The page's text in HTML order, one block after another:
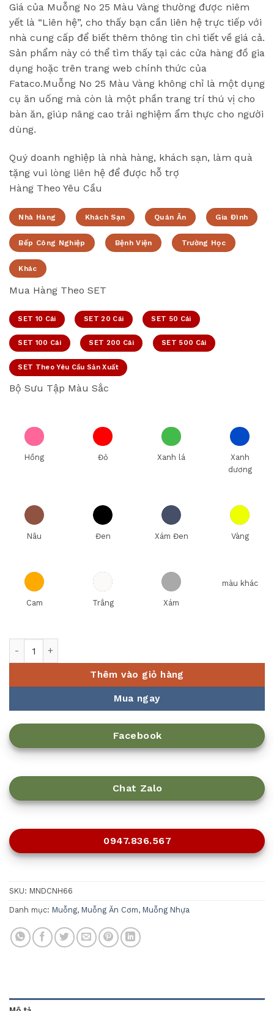
Giá của Muỗng No 25 Màu Vàng thường được niêm
yết là “Liên hệ”, cho thấy bạn cần liên hệ trực tiếp với
nhà cung cấp để biết thêm thông tin chi tiết về giá cả.
Sản phẩm này có thể tìm thấy tại các cửa hàng đồ gia
dụng hoặc trên trang web chính thức của
Fataco.Muỗng No 25 Màu Vàng không chỉ là một dụng
cụ ăn uống mà còn là một phần trang trí thú vị cho
bàn ăn, giúp nâng cao trải nghiệm ẩm thực cho người
dùng.
Quý doanh nghiệp là nhà hàng, khách sạn, làm quà
tặng vui lòng liên hệ để được hỗ trợ
Hàng Theo Yêu Cầu
Nhà Hàng Khách Sạn Quán Ăn Gia Đình
Bếp Công Nghiệp Bệnh Viện Trường Học
Khác
Mua Hàng Theo SET
SET 10 Cái SET 20 Cái SET 50 Cái
SET 100 Cái SET 200 Cái SET 500 Cái
SET Theo Yêu Cầu Sản Xuất
Bộ Sưu Tập Màu Sắc
Hồng Đỏ Xanh lá
Xanh
dương
Nâu Đen Xám Đen Vàng
Cam Trắng Xám
màu khác
Thêm vào giỏ hàng
Mua ngay
Facebook
Chat Zalo
0947.836.567
SKU: MNDCNH66
Danh mục: Muỗng, Muỗng Ăn Cơm, Muỗng Nhựa